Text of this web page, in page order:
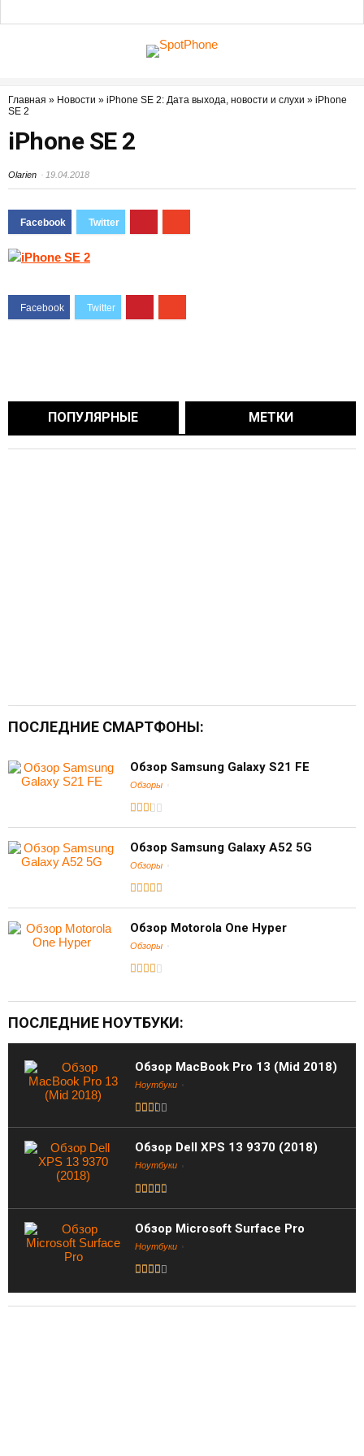
Главная » Новости » iPhone SE 2: Дата выхода, новости и слухи » iPhone
SE 2
iPhone SE 2
Olarien 19.04.2018
ПОПУЛЯРНЫЕ МЕТКИ
ПОСЛЕДНИЕ СМАРТФОНЫ:
Обзор Samsung Galaxy S21 FE
Обзоры
Обзор Samsung Galaxy A52 5G
Обзоры
Обзор Motorola One Hyper
Обзоры
ПОСЛЕДНИЕ НОУТБУКИ:
Обзор MacBook Pro 13 (Mid 2018)
Ноутбуки
Обзор Dell XPS 13 9370 (2018)
Ноутбуки
Обзор Microsoft Surface Pro
Ноутбуки